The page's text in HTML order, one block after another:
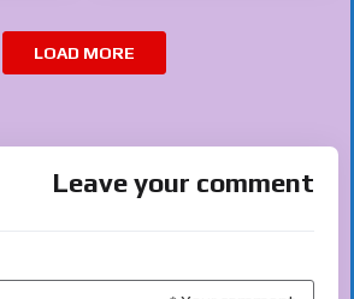
LOAD MORE
Leave your comment